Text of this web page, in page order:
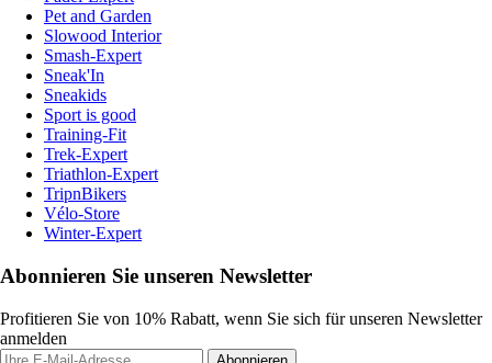
Pet and Garden
Slowood Interior
Smash-Expert
Sneak'In
Sneakids
Sport is good
Training-Fit
Trek-Expert
Triathlon-Expert
TripnBikers
Vélo-Store
Winter-Expert
Abonnieren Sie unseren Newsletter
Profitieren Sie von 10% Rabatt, wenn Sie sich für unseren Newsletter
anmelden